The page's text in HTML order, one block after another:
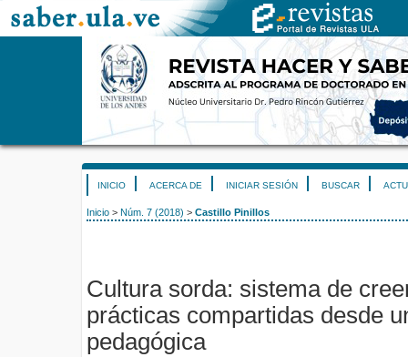
INICIO ACERCA DE INICIAR SESIÓN BUSCAR
Inicio > Núm. 7 (2018) > Castillo Pinillos
Cultura sorda: sistema de
prácticas compartidas desde
pedagógica